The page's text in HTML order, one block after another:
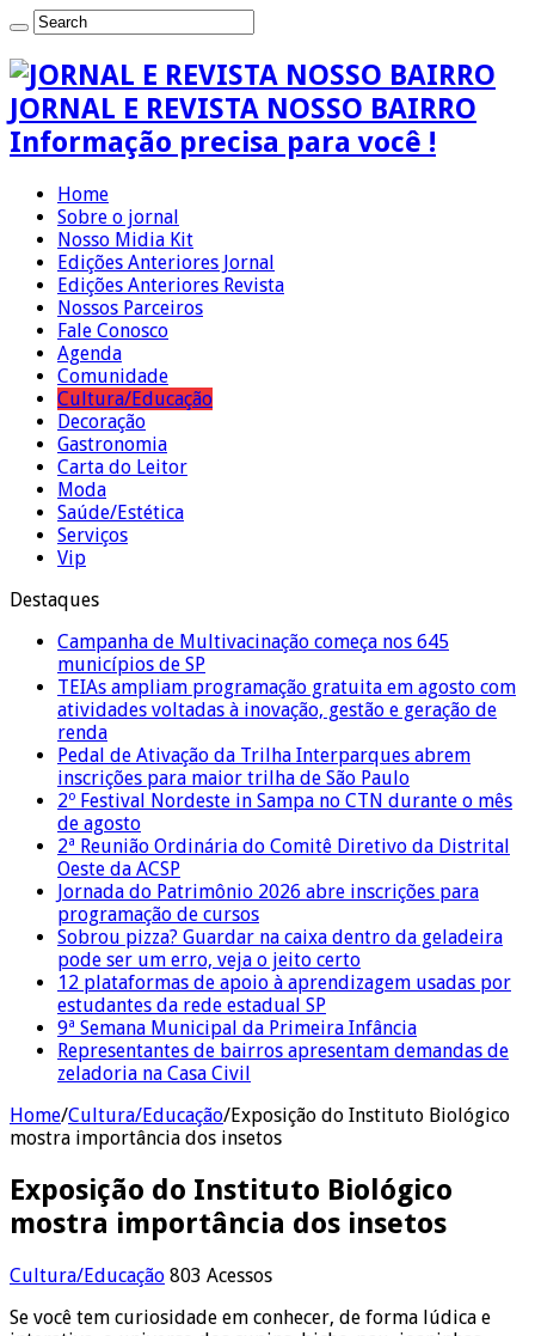
JORNAL E REVISTA NOSSO BAIRRO
Informação precisa para você !
Home
Sobre o jornal
Nosso Midia Kit
Edições Anteriores Jornal
Edições Anteriores Revista
Nossos Parceiros
Fale Conosco
Agenda
Comunidade
Cultura/Educação
Decoração
Gastronomia
Carta do Leitor
Moda
Saúde/Estética
Serviços
Vip
Destaques
Campanha de Multivacinação começa nos 645
municípios de SP
TEIAs ampliam programação gratuita em agosto com
atividades voltadas à inovação, gestão e geração de
renda
Pedal de Ativação da Trilha Interparques abrem
inscrições para maior trilha de São Paulo
2º Festival Nordeste in Sampa no CTN durante o mês
de agosto
2ª Reunião Ordinária do Comitê Diretivo da Distrital
Oeste da ACSP
Jornada do Patrimônio 2026 abre inscrições para
programação de cursos
Sobrou pizza? Guardar na caixa dentro da geladeira
pode ser um erro, veja o jeito certo
12 plataformas de apoio à aprendizagem usadas por
estudantes da rede estadual SP
9ª Semana Municipal da Primeira Infância
Representantes de bairros apresentam demandas de
zeladoria na Casa Civil
Home/Cultura/Educação/Exposição do Instituto Biológico
mostra importância dos insetos
Exposição do Instituto Biológico
mostra importância dos insetos
Cultura/Educação 803 Acessos
Se você tem curiosidade em conhecer, de forma lúdica e